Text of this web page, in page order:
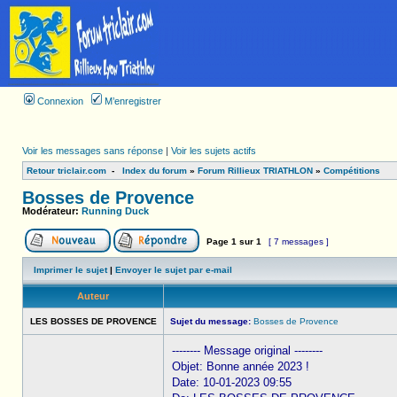
Connexion M’enregistrer
Voir les messages sans réponse | Voir les sujets actifs
Retour triclair.com - Index du forum » Forum Rillieux TRIATHLON » Compétitions
Bosses de Provence
Modérateur: Running Duck
Page 1 sur 1 [ 7 messages ]
Imprimer le sujet| Envoyer le sujet par e-mail
Auteur
LES BOSSES DE PROVENCE Sujet du message: Bosses de Provence
-------- Message original --------
Objet: Bonne année 2023 !
Date: 10-01-2023 09:55